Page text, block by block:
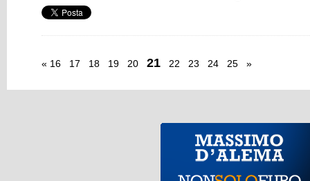
« 16 17 18 19 20 21 22 23 24 25 »